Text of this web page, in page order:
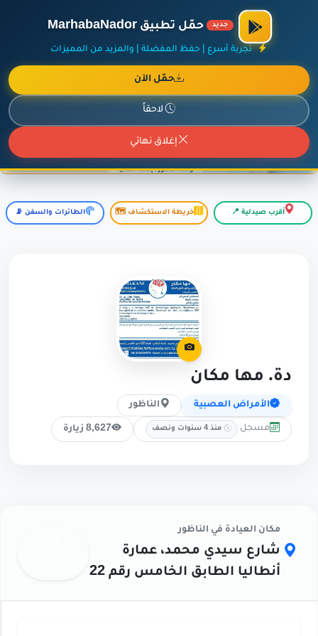
أضف نشاطك مجاناً
جديد حمّل تطبيق MarhabaNador
تجربة أسرع | حفظ المفضلة | والمزيد من المميزات
حمّل الآن
لاحقاً
إغلاق نهائي
إعلان ممول المزيد حول هذا الإعلان
أقرب صيدلية 📍 خريطة الاستكشاف 🗺️ الطائرات والسفن 📡
دة. مها مكان
الأمراض العصبية الناظور
مسجل منذ 4 سنوات ونصف 8,627 زيارة
مكان العيادة في الناظور
شارع سيدي محمد، عمارة
أنطاليا الطابق الخامس رقم 22